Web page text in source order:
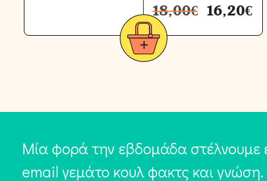
18,00€ 16,20€
Μία φορά την εβδομάδα στέλνουμε
email γεμάτο κουλ φακτς και